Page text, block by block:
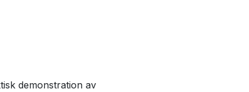
demonstration av